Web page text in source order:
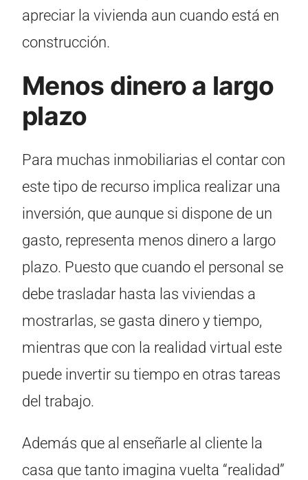
apreciar la vivienda aun cuando está en
construcción.
Menos dinero a largo
plazo
Para muchas inmobiliarias el contar con
este tipo de recurso implica realizar una
inversión, que aunque si dispone de un
gasto, representa menos dinero a largo
plazo. Puesto que cuando el personal se
debe trasladar hasta las viviendas a
mostrarlas, se gasta dinero y tiempo,
mientras que con la realidad virtual este
puede invertir su tiempo en otras tareas
del trabajo.
Además que al enseñarle al cliente la
casa que tanto imagina vuelta “realidad”